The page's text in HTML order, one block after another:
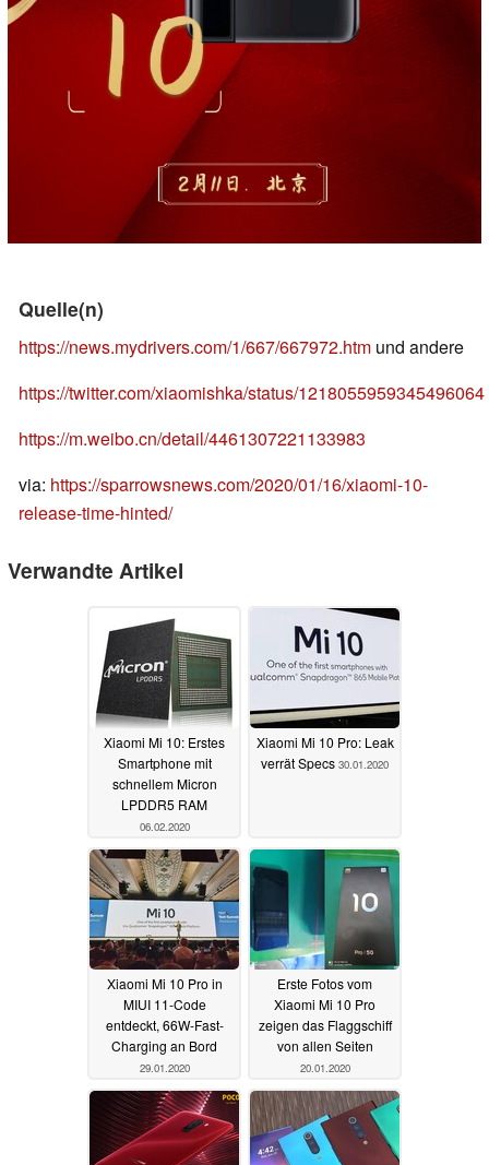
Quelle(n)
https://news.mydrivers.com/1/667/667972.htm und andere
https://twitter.com/xiaomishka/status/1218055959345496064
https://m.weibo.cn/detail/4461307221133983
via: https://sparrowsnews.com/2020/01/16/xiaomi-10-
release-time-hinted/
Verwandte Artikel
Xiaomi Mi 10: Erstes
Smartphone mit
schnellem Micron
LPDDR5 RAM
06.02.2020
Xiaomi Mi 10 Pro: Leak
verrät Specs 30.01.2020
Xiaomi Mi 10 Pro in
MIUI 11-Code
entdeckt, 66W-Fast-
Charging an Bord
29.01.2020
Erste Fotos vom
Xiaomi Mi 10 Pro
zeigen das Flaggschiff
von allen Seiten
20.01.2020